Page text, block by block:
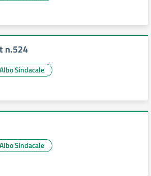
n.524
Albo Sindacale
Albo Sindacale